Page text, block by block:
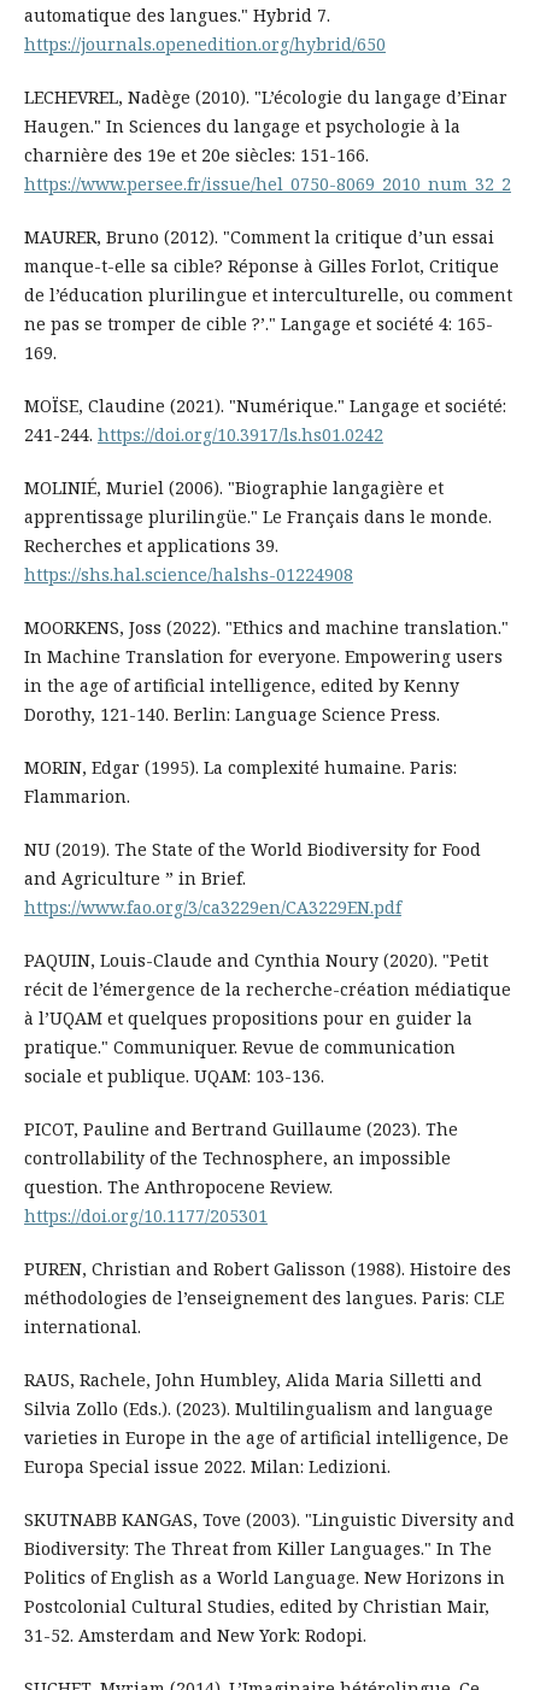
automatique des langues." Hybrid 7.
https://journals.openedition.org/hybrid/650
LECHEVREL, Nadège (2010). "L’écologie du langage d’Einar
Haugen." In Sciences du langage et psychologie à la
charnière des 19e et 20e siècles: 151-166.
https://www.persee.fr/issue/hel_0750-8069_2010_num_32_2
MAURER, Bruno (2012). "Comment la critique d’un essai
manque-t-elle sa cible? Réponse à Gilles Forlot, Critique
de l’éducation plurilingue et interculturelle, ou comment
ne pas se tromper de cible ?’." Langage et société 4: 165-
169.
MOÏSE, Claudine (2021). "Numérique." Langage et société:
241-244. https://doi.org/10.3917/ls.hs01.0242
MOLINIÉ, Muriel (2006). "Biographie langagière et
apprentissage plurilingüe." Le Français dans le monde.
Recherches et applications 39.
https://shs.hal.science/halshs-01224908
MOORKENS, Joss (2022). "Ethics and machine translation."
In Machine Translation for everyone. Empowering users
in the age of artificial intelligence, edited by Kenny
Dorothy, 121-140. Berlin: Language Science Press.
MORIN, Edgar (1995). La complexité humaine. Paris:
Flammarion.
NU (2019). The State of the World Biodiversity for Food
and Agriculture ” in Brief.
https://www.fao.org/3/ca3229en/CA3229EN.pdf
PAQUIN, Louis-Claude and Cynthia Noury (2020). "Petit
récit de l’émergence de la recherche-création médiatique
à l’UQAM et quelques propositions pour en guider la
pratique." Communiquer. Revue de communication
sociale et publique. UQAM: 103-136.
PICOT, Pauline and Bertrand Guillaume (2023). The
controllability of the Technosphere, an impossible
question. The Anthropocene Review.
https://doi.org/10.1177/205301
PUREN, Christian and Robert Galisson (1988). Histoire des
méthodologies de l’enseignement des langues. Paris: CLE
international.
RAUS, Rachele, John Humbley, Alida Maria Silletti and
Silvia Zollo (Eds.). (2023). Multilingualism and language
varieties in Europe in the age of artificial intelligence, De
Europa Special issue 2022. Milan: Ledizioni.
SKUTNABB KANGAS, Tove (2003). "Linguistic Diversity and
Biodiversity: The Threat from Killer Languages." In The
Politics of English as a World Language. New Horizons in
Postcolonial Cultural Studies, edited by Christian Mair,
31-52. Amsterdam and New York: Rodopi.